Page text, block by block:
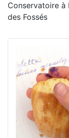
Conservatoire à
des Fossés